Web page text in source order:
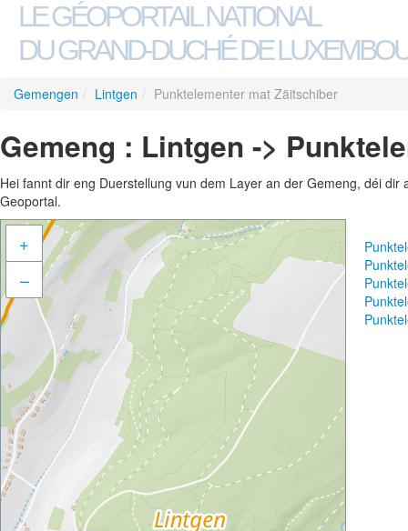
LE GÉOPORTAIL NATIONAL
DU GRAND-DUCHÉ DE
Gemengen / Lintgen / Punktelementer mat Zäitschiber
Gemeng : Lintgen ->
Hei fannt dir eng Duerstellung vun dem Layer an der Gemeng, déi
Geoportal.
+
–